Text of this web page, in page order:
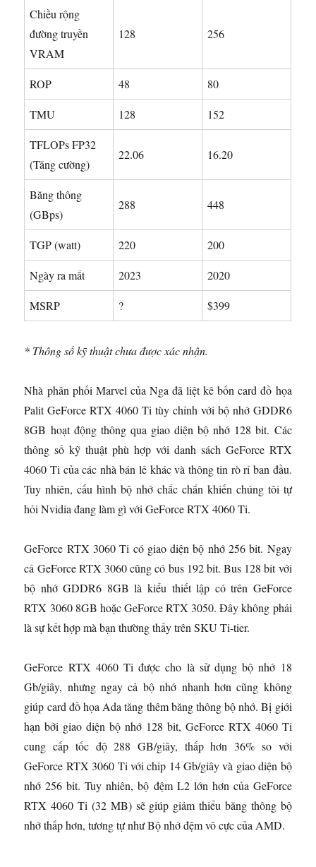
Chiều rộng
đường truyền
VRAM
128 256
ROP 48 80
TMU 128 152
TFLOPs FP32
(Tăng cường)
22.06 16.20
Băng thông
(GBps)
288 448
TGP (watt) 220 200
Ngày ra mắt 2023 2020
MSRP ? $399
* Thông số kỹ thuật chưa được xác nhận.
Nhà phân phối Marvel của Nga đã liệt kê bốn card đồ họa
Palit GeForce RTX 4060 Ti tùy chỉnh với bộ nhớ GDDR6
8GB hoạt động thông qua giao diện bộ nhớ 128 bit. Các
thông số kỹ thuật phù hợp với danh sách GeForce RTX
4060 Ti của các nhà bán lẻ khác và thông tin rò rỉ ban đầu.
Tuy nhiên, cấu hình bộ nhớ chắc chắn khiến chúng tôi tự
hỏi Nvidia đang làm gì với GeForce RTX 4060 Ti.
GeForce RTX 3060 Ti có giao diện bộ nhớ 256 bit. Ngay
cả GeForce RTX 3060 cũng có bus 192 bit. Bus 128 bit với
bộ nhớ GDDR6 8GB là kiểu thiết lập có trên GeForce
RTX 3060 8GB hoặc GeForce RTX 3050. Đây không phải
là sự kết hợp mà bạn thường thấy trên SKU Ti-tier.
GeForce RTX 4060 Ti được cho là sử dụng bộ nhớ 18
Gb/giây, nhưng ngay cả bộ nhớ nhanh hơn cũng không
giúp card đồ họa Ada tăng thêm băng thông bộ nhớ. Bị giới
hạn bởi giao diện bộ nhớ 128 bit, GeForce RTX 4060 Ti
cung cấp tốc độ 288 GB/giây, thấp hơn 36% so với
GeForce RTX 3060 Ti với chip 14 Gb/giây và giao diện bộ
nhớ 256 bit. Tuy nhiên, bộ đệm L2 lớn hơn của GeForce
RTX 4060 Ti (32 MB) sẽ giúp giảm thiểu băng thông bộ
nhớ thấp hơn, tương tự như Bộ nhớ đệm vô cực của AMD.